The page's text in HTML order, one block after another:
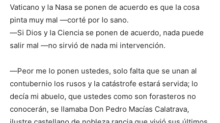
Vaticano y la Nasa se ponen de acuerdo es que la cosa
pinta muy mal ―corté por lo sano.
―Si Dios y la Ciencia se ponen de acuerdo, nada puede
salir mal ―no sirvió de nada mi intervención.
―Peor me lo ponen ustedes, solo falta que se unan al
contubernio los rusos y la catástrofe estará servida; lo
decía mi abuelo, que ustedes como son forasteros no
conocerán, se llamaba Don Pedro Macías Calatrava,